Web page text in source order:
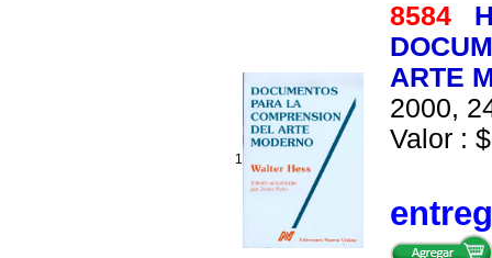
1
8584
ARTE
2000,
Valor :